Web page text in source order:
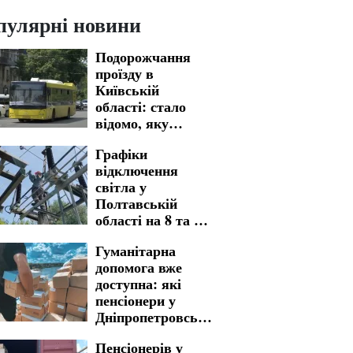
новини
Подорожчання
проїзду в
Київській
області: стало
відомо, яку
встановлено
Графіки
відключення
світла у
Полтавській
області на 8 та 9
адреси тривалих
знеструмлень
Гуманітарна
допомога вже
доступна: які
пенсіонери у
Дніпропетровській
Пенсіонерів у